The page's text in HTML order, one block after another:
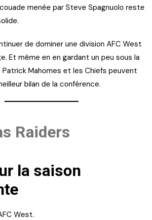
menée par Steve Spagnuolo reste
de dominer une division AFC West
Et même en en gardant un peu sous la
Patrick Mahomes et les Chiefs peuvent
bilan de la conférence.
Raiders
la saison
West.